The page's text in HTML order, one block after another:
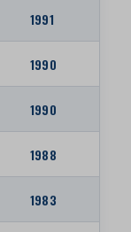
1991
1990
1990
1988
1983